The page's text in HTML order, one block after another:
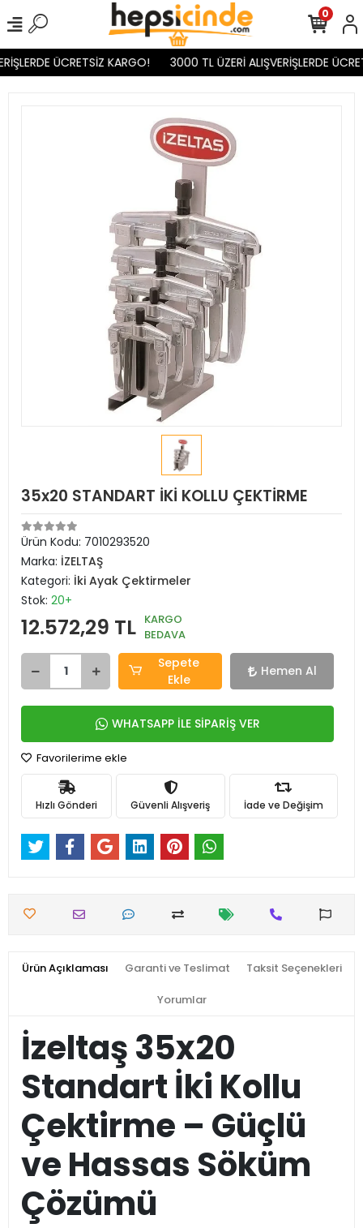
ÜCRETSİZ KARGO! 3000 TL ÜZERİ ALIŞVERİŞLERDE
0
35x20 STANDART İKİ KOLLU ÇEKTİRME
Ürün Kodu: 7010293520
Marka: İZELTAŞ
Kategori: İki Ayak Çektirmeler
Stok: 20+
12.572,29 TL KARGO
BEDAVA
Sepete
Ekle
Hemen Al
WHATSAPP İLE SİPARİŞ VER
Favorilerime ekle
Hızlı Gönderi Güvenli Alışveriş İade ve Değişim
Ürün Açıklaması Garanti ve Teslimat Taksit Seçenekleri
Yorumlar
İzeltaş 35x20
Standart İki Kollu
Çektirme – Güçlü
ve Hassas Söküm
Çözümü